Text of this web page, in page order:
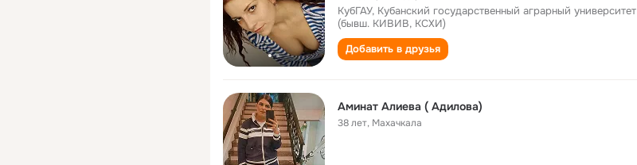
КубГАУ, Кубанский государственный аграрный университет
(бывш. КИВИВ, КСХИ)
Добавить в друзья
Аминат Алиева ( Адилова)
38 лет, Махачкала